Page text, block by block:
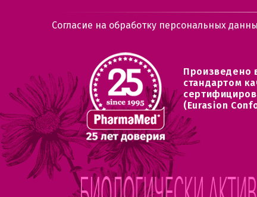
Согласие на обработку персональных
Произведено
стандартом
(Eurasion